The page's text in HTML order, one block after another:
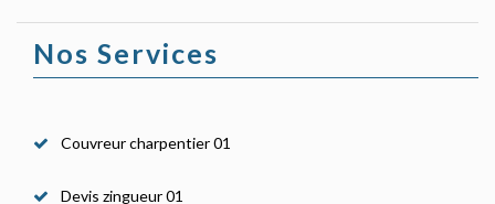
Nos Services
Couvreur charpentier 01
Devis zingueur 01